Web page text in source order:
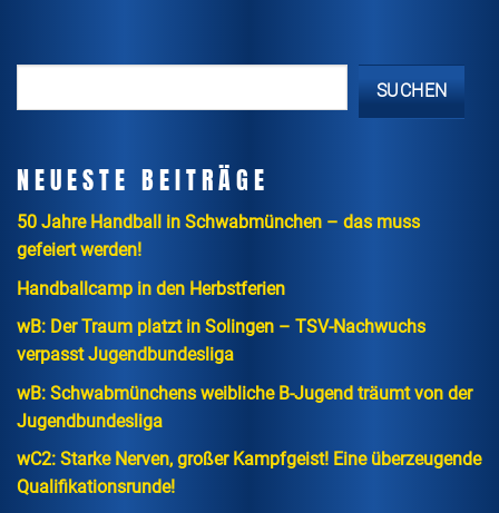
SUCHEN
NEUESTE BEITRÄGE
50 Jahre Handball in Schwabmünchen – das muss
gefeiert werden!
Handballcamp in den Herbstferien
wB: Der Traum platzt in Solingen – TSV-Nachwuchs
verpasst Jugendbundesliga
wB: Schwabmünchens weibliche B-Jugend träumt von der
Jugendbundesliga
wC2: Starke Nerven, großer Kampfgeist! Eine überzeugende
Qualifikationsrunde!